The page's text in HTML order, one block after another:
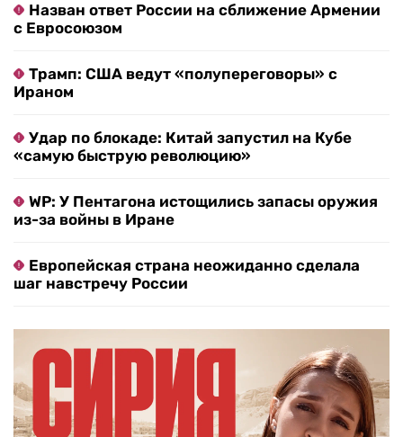
Назван ответ России на сближение Армении
с Евросоюзом
Трамп: США ведут «полупереговоры» с
Ираном
Удар по блокаде: Китай запустил на Кубе
«самую быструю революцию»
WP: У Пентагона истощились запасы оружия
из-за войны в Иране
Европейская страна неожиданно сделала
шаг навстречу России